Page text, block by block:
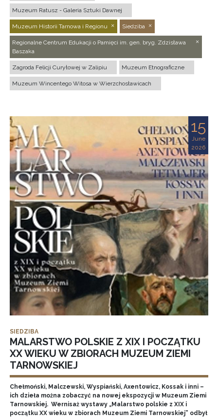
Muzeum Ratusz - Galeria Sztuki Dawnej
Muzeum Historii Tarnowa i Regionu Siedziba
Regionalne Centrum Edukacji o Pamięci im. gen. bryg. Zdzisława
Baszaka
Zagroda Felicji Curyłowej w Zalipiu Muzeum Etnograficzne
Muzeum Wincentego Witosa w Wierzchosławicach
15
June
2026
SIEDZIBA
MALARSTWO POLSKIE Z XIX I POCZĄTKU
XX WIEKU W ZBIORACH MUZEUM ZIEMI
TARNOWSKIEJ
Chełmoński, Malczewski, Wyspiański, Axentowicz, Kossak i inni –
ich dzieła można zobaczyć na nowej ekspozycji w Muzeum Ziemi
Tarnowskiej. Wernisaż wystawy „Malarstwo polskie z XIX i
początku XX wieku w zbiorach Muzeum Ziemi Tarnowskiej” odbył